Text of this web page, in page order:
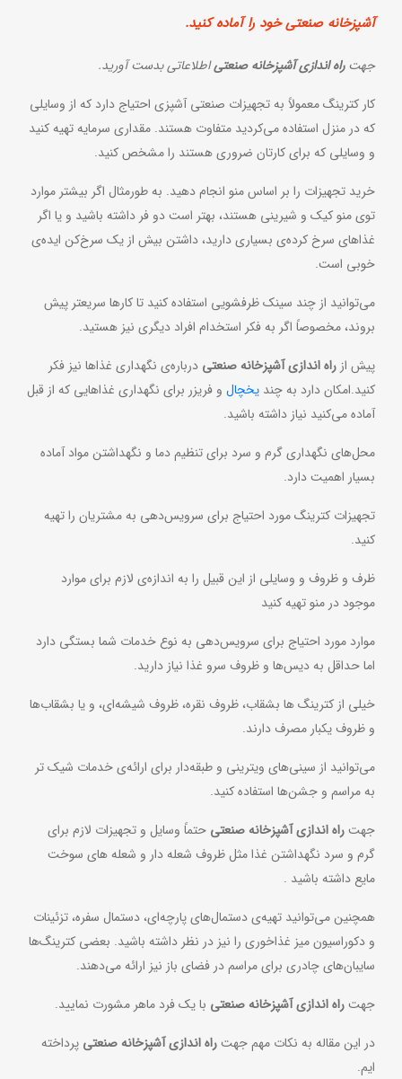
آشپزخانه صنعتی خود را آماده کنید.
جهتراه اندازی آشپزخانه صنعتیاطلاعاتی بدست آورید.
کار کترینگ معمولاً به تجهیزات صنعتی آشپزی احتیاج دارد که از وسایلی
که در منزل استفاده می‌کردید متفاوت هستند. مقداری سرمایه تهیه کنید
و وسایلی که برای کارتان ضروری هستند را مشخص کنید.
خرید تجهیزات را بر اساس منو انجام دهید. به طورمثال اگر بیشتر موارد
توی منو کیک‌ و شیرینی هستند، بهتر است دو فر داشته باشید و یا اگر
غذاهای سرخ کرده‌ی بسیاری دارید، داشتن بیش از یک سرخ‌کن ایده‌ی
خوبی است.
می‌توانید از چند سینک ظرفشویی استفاده کنید تا کارها سریعتر پیش
بروند، مخصوصاً اگر به فکر استخدام افراد دیگری نیز هستید.
پیش ازراه اندازی آشپزخانه صنعتی درباره‌ی نگهداری غذاها نیز فکر
کنید.امکان دارد به چند یخچال و فریزر برای نگهداری غذاهایی که از قبل
آماده می‌کنید نیاز داشته باشید.
محل‌های نگهداری گرم و سرد برای تنظیم دما و نگهداشتن مواد آماده
بسیار اهمیت دارد.
تجهیزات کترینگ مورد احتیاج برای سرویس‌دهی به مشتریان را تهیه
کنید.
ظرف و ظروف و وسایلی از این قبیل را به اندازه‌ی لازم برای موارد
موجود در منو تهیه کنید
موارد مورد احتیاج برای سرویس‌دهی به نوع خدمات شما بستگی دارد
اما حداقل به دیس‌ها و ظروف سرو غذا نیاز دارید.
خیلی از کترینگ‌ ها بشقاب، ظروف نقره، ظروف شیشه‌ای، و یا بشقاب‌ها
و ظروف یکبار مصرف دارند.
می‌توانید از سینی‌های ویترینی و طبقه‌دار برای ارائه‌ی خدمات شیک‌ تر
به مراسم و جشن‌ها استفاده کنید.
جهتراه اندازی آشپزخانه صنعتی حتماً وسایل و تجهیزات لازم برای
گرم و سرد نگهداشتن غذا مثل ظروف شعله‌ دار و شعله‌ های سوخت
مایع داشته باشید .
همچنین می‌توانید تهیه‌ی دستمال‌های پارچه‌ای، دستمال سفره، تزئینات
و دکوراسیون میز غذاخوری را نیز در نظر داشته باشید. بعضی کترینگ‌ها
سایبان‌های چادری برای مراسم در فضای باز نیز ارائه می‌دهند.
جهتراه اندازی آشپزخانه صنعتی با یک فرد ماهر مشورت نمایید.
در این مقاله به نکات مهم جهتراه اندازی آشپزخانه صنعتی پرداخته
ایم.